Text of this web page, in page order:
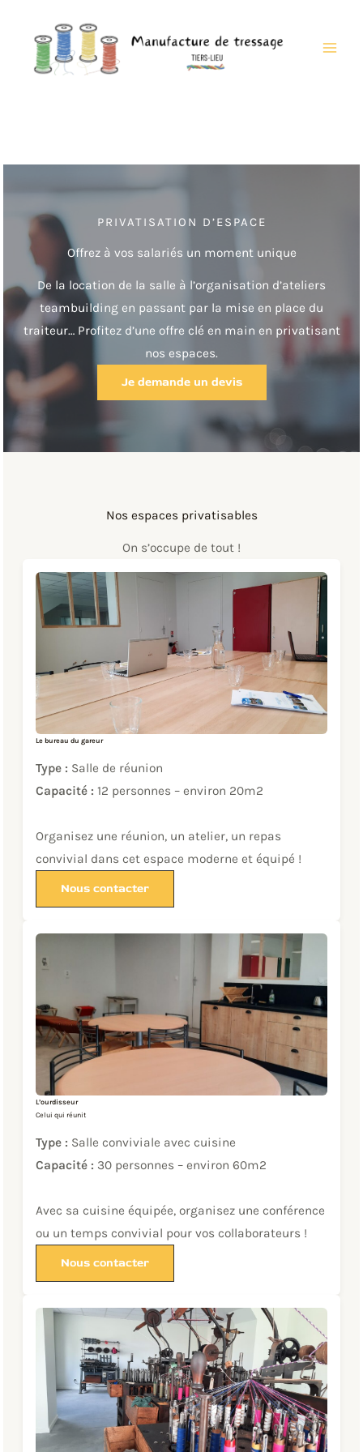
contenu
PRIVATISATION D’ESPACE
Offrez à vos salariés un moment unique
De la location de la salle à l’organisation d’ateliers
teambuilding en passant par la mise en place du
traiteur… Profitez d’une offre clé en main en privatisant
nos espaces.
Je demande un devis
Nos espaces privatisables
On s’occupe de tout !
Le bureau du gareur
Type : Salle de réunion
Capacité : 12 personnes – environ 20m2
Organisez une réunion, un atelier, un repas
convivial dans cet espace moderne et équipé !
Nous contacter
L’ourdisseur
Celui qui réunit
Type : Salle conviviale avec cuisine
Capacité : 30 personnes – environ 60m2
Avec sa cuisine équipée, organisez une conférence
ou un temps convivial pour vos collaborateurs !
Nous contacter